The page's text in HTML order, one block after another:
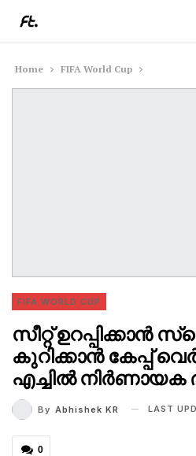
Home FIFA World Cup
FIFA WORLD CUP
സീറ്റ്‌ ഉറപ്പിക്കാൻ
കുറിക്കാൻ കേപ്പ്
എച്ചിൽ നിർണായക
By Abhishek KR LAST
0